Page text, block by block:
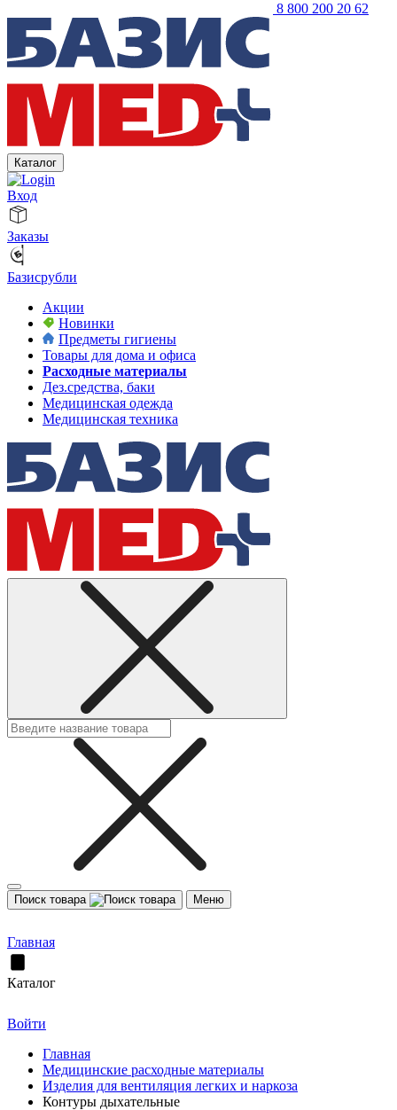
8 800 200 20 62
Каталог
Вход
Заказы
Базисрубли
Акции
Новинки
Предметы гигиены
Товары для дома и офиса
Расходные материалы
Дез.средства, баки
Медицинская одежда
Медицинская техника
Поиск товара Меню
Главная
Каталог
Войти
Главная
Медицинские расходные материалы
Изделия для вентиляция легких и наркоза
Контуры дыхательные